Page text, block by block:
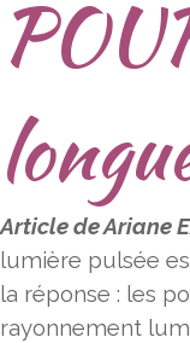
Article de Ariane
lumière pulsée
la réponse : les
rayonnement